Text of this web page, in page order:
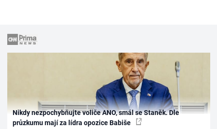
Nikdy nezpochybňujte voliče ANO, smál se Staněk. Dle
průzkumu mají za lídra opozice Babiše